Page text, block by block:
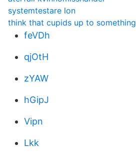
systemtestare lon
think that cupids up to something
feVDh
qjOtH
zYAW
hGipJ
Vipn
Lkk